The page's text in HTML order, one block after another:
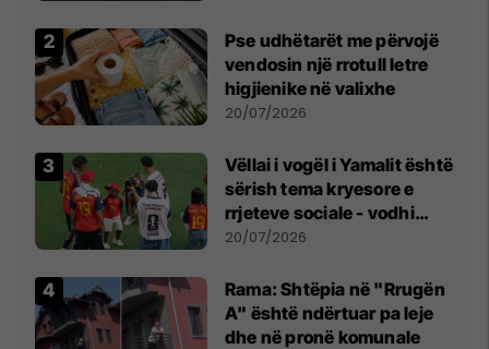
Pse udhëtarët me përvojë
vendosin një rrotull letre
higjienike në valixhe
20/07/2026
Vëllai i vogël i Yamalit është
sërish tema kryesore e
rrjeteve sociale - vodhi
vëmendjen pas finales së
20/07/2026
Rama: Shtëpia në "Rrugën
A" është ndërtuar pa leje
dhe në pronë komunale